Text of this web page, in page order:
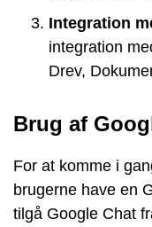
Integration
integration
Drev,
Brug af
For at komme i
brugerne have en
tilgå Google Chat